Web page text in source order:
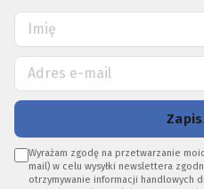
Wyrażam zgodę na przetwarzanie
mail) w celu wysyłki newslettera
otrzymywanie informacji handlowych